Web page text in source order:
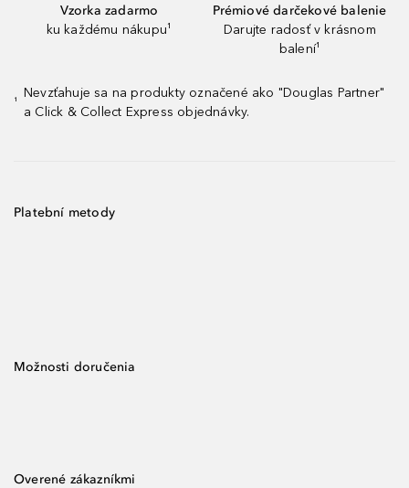
Vzorka zadarmo
ku každému nákupu¹
Prémiové darčekové balenie
Darujte radosť v krásnom
balení¹
¹
Nevzťahuje sa na produkty označené ako "Douglas Partner"
a Click & Collect Express objednávky.
Platební metody
Možnosti doručenia
Overené zákazníkmi